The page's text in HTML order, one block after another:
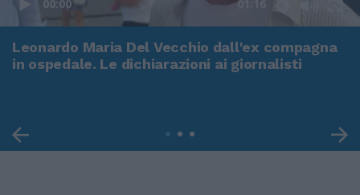
00:00 01:16
Leonardo Maria Del Vecchio dall'ex compagna
in ospedale. Le dichiarazioni ai giornalisti